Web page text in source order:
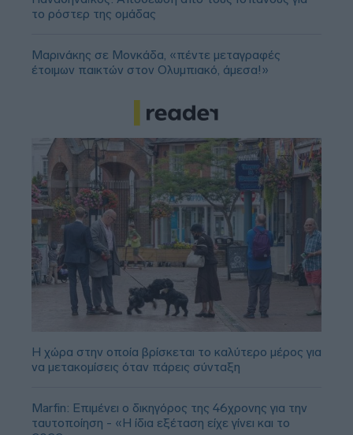
το ρόστερ της ομάδας
Μαρινάκης σε Μονκάδα, «πέντε μεταγραφές
έτοιμων παικτών στον Ολυμπιακό, άμεσα!»
Η χώρα στην οποία βρίσκεται το καλύτερο μέρος για
να μετακομίσεις όταν πάρεις σύνταξη
Marfin: Επιμένει ο δικηγόρος της 46χρονης για την
ταυτοποίηση - «Η ίδια εξέταση είχε γίνει και το